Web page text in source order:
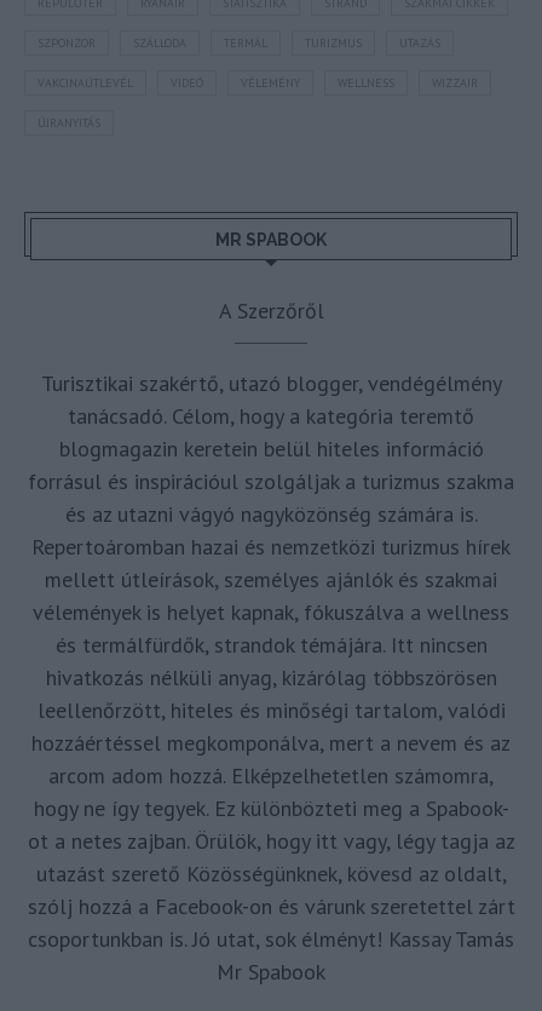
SZPONZOR SZÁLLODA TERMÁL TURIZMUS UTAZÁS
VAKCINAÚTLEVÉL WIZZAIR
ÚJRANYITÁS
MR SPABOOK
A Szerzőről
Turisztikai szakértő, utazó blogger, vendégélmény
tanácsadó. Célom, hogy a kategória teremtő
blogmagazin keretein belül hiteles információ
forrásul és inspirációul szolgáljak a turizmus szakma
és az utazni vágyó nagyközönség számára is.
Repertoáromban hazai és nemzetközi turizmus hírek
mellett útleírások, személyes ajánlók és szakmai
vélemények is helyet kapnak, fókuszálva a wellness
és termálfürdők, strandok témájára. Itt nincsen
hivatkozás nélküli anyag, kizárólag többszörösen
leellenőrzött, hiteles és minőségi tartalom, valódi
hozzáértéssel megkomponálva, mert a nevem és az
arcom adom hozzá. Elképzelhetetlen számomra,
hogy ne így tegyek. Ez különbözteti meg a Spabook-
ot a netes zajban. Örülök, hogy itt vagy, légy tagja az
utazást szerető Közösségünknek, kövesd az oldalt,
szólj hozzá a Facebook-on és várunk szeretettel zárt
csoportunkban is. Jó utat, sok élményt! Kassay Tamás
Mr Spabook